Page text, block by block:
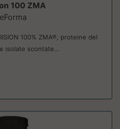
100 ZMA
100% ZMA®, proteine del
isolate scontate...